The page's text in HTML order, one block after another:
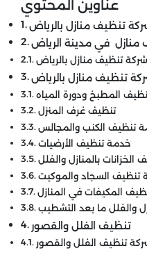
عناوين المحتوي
في مدينة الرياض
تنظيف منازل بالرياض
تنظيف غرف المنزل
تنظيف الكنب والمجالس
خدمة تنظيف الأرضيات
المكيفات في المنازل
تنظيف الفلل والقصور
تنظيف الفلل والقصور